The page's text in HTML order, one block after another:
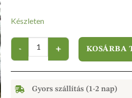
Készleten
KOSÁRBA
Gyors szállítás (1-2 nap)